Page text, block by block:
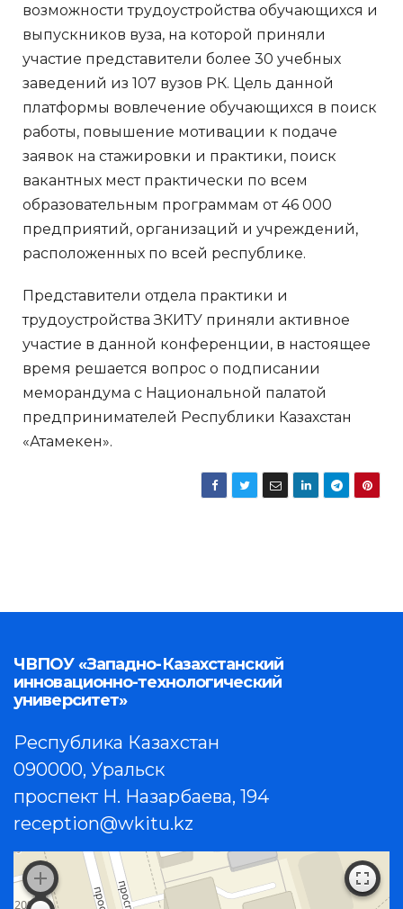
возможности трудоустройства обучающихся и
выпускников вуза, на которой приняли
участие представители более 30 учебных
заведений из 107 вузов РК. Цель данной
платформы вовлечение обучающихся в поиск
работы, повышение мотивации к подаче
заявок на стажировки и практики, поиск
вакантных мест практически по всем
образовательным программам от 46 000
предприятий, организаций и учреждений,
расположенных по всей республике.
Представители отдела практики и
трудоустройства ЗКИТУ приняли активное
участие в данной конференции, в настоящее
время решается вопрос о подписании
меморандума с Национальной палатой
предпринимателей Республики Казахстан
«Атамекен».
ЧВПОУ «Западно-Казахстанский
инновационно-технологический
университет»
Республика Казахстан
090000, Уральск
проспект Н. Назарбаева, 194
reception@wkitu.kz